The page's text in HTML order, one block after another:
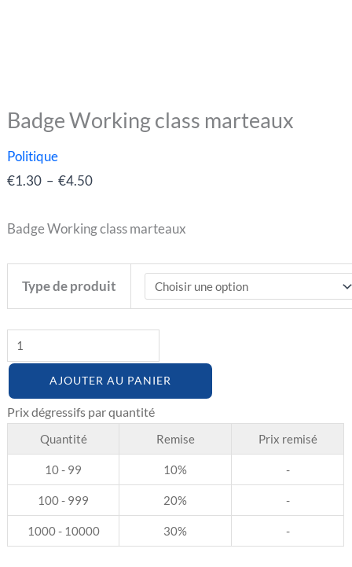
Badge Working class marteaux
Politique
€1.30 – €4.50
Plage
€4.50
Badge Working class marteaux
Type de produit
quantité
Badge
marteaux
AJOUTER AU PANIER
Quantité Remise Prix remisé
10 - 99 10% -
100 - 999 20% -
1000 - 10000 30% -